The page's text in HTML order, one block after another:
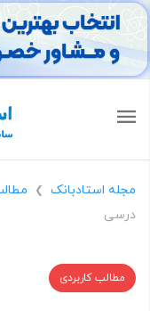
مجله استادبانک ❯
درسی
مطالب کاربردی